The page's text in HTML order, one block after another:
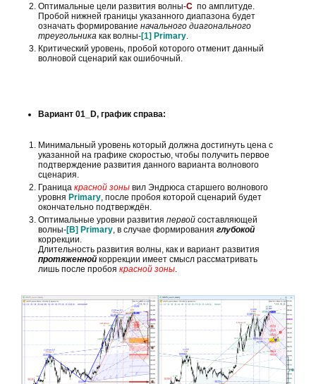
Оптимальные цели развития волны-С по амплитуде.
Пробой нижней границы указанного диапазона будет
означать формирование начального диагонального
треугольника как волны-[1] Primary.
Критический уровень, пробой которого отменит данный
волновой сценарий как ошибочный.
Вариант 01_D, график справа:
Минимальный уровень который должна достигнуть цена с
указанной на графике скоростью, чтобы получить первое
подтверждение развития данного варианта волнового
сценария.
Граница красной зоны вил Эндрюса старшего волнового
уровня Primary , после пробоя которой сценарий будет
окончательно подтверждён.
Оптимальные уровни развития первой составляющей
волны-[B] Primary , в случае формирования глубокой
коррекции.
Длительность развития волны, как и вариант развития
протяженной коррекции имеет смысл рассматривать
лишь после пробоя красной зоны